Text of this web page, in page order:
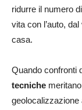
ridurre il numero
vita con l’auto,
casa.
Quando confronti
tecniche
geolocalizzazione